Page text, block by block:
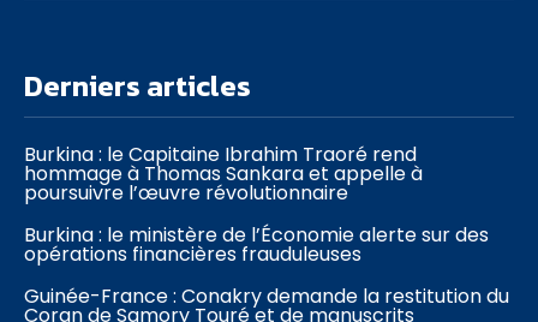
Derniers articles
Burkina : le Capitaine Ibrahim Traoré rend
hommage à Thomas Sankara et appelle à
poursuivre l’œuvre révolutionnaire
Burkina : le ministère de l’Économie alerte sur des
opérations financières frauduleuses
Guinée-France : Conakry demande la restitution du
Coran de Samory Touré et de manuscrits